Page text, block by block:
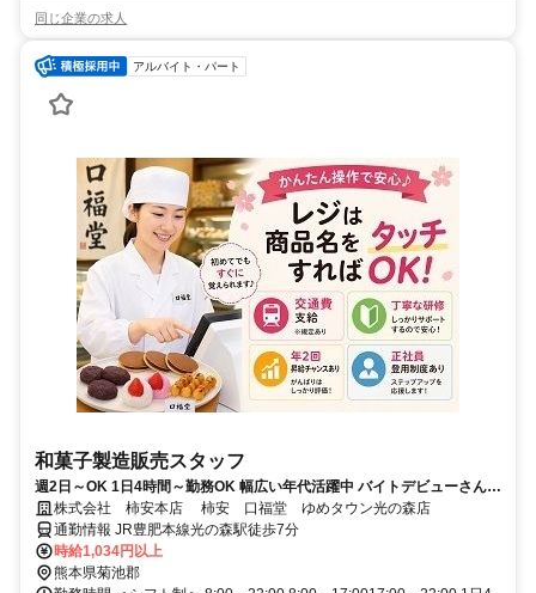
同じ企業の求人
アルバイト・パート
和菓子製造販売スタッフ
週2日～OK 1日4時間～勤務OK 幅広い年代活躍中 バイトデビューさんも
大歓迎◎充実した研修制度あり
株式会社 柿安本店 柿安 口福堂 ゆめタウン光の森店
通勤情報 JR豊肥本線光の森駅徒歩7分
時給1,034円以上
熊本県菊池郡